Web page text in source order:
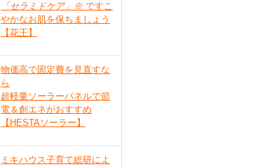
「セラミドケア」 ※ ですこ
やかなお肌を保ちましょう
【花王】
物価高で固定費を見直すな
ら
超軽量ソーラーパネルで節
電＆創エネがおすすめ
【HESTAソーラー】
ミキハウス子育て総研によ